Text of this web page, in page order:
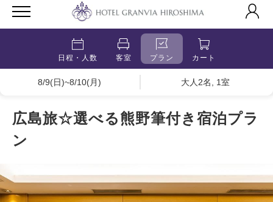
日程・人数 客室 プラン カート
8/9(日)~8/10(月) 大人2名, 1室
広島旅☆選べる熊野筆付き宿泊プラ
ン